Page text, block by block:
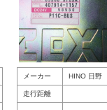
メーカー HINO 日野
走行距離